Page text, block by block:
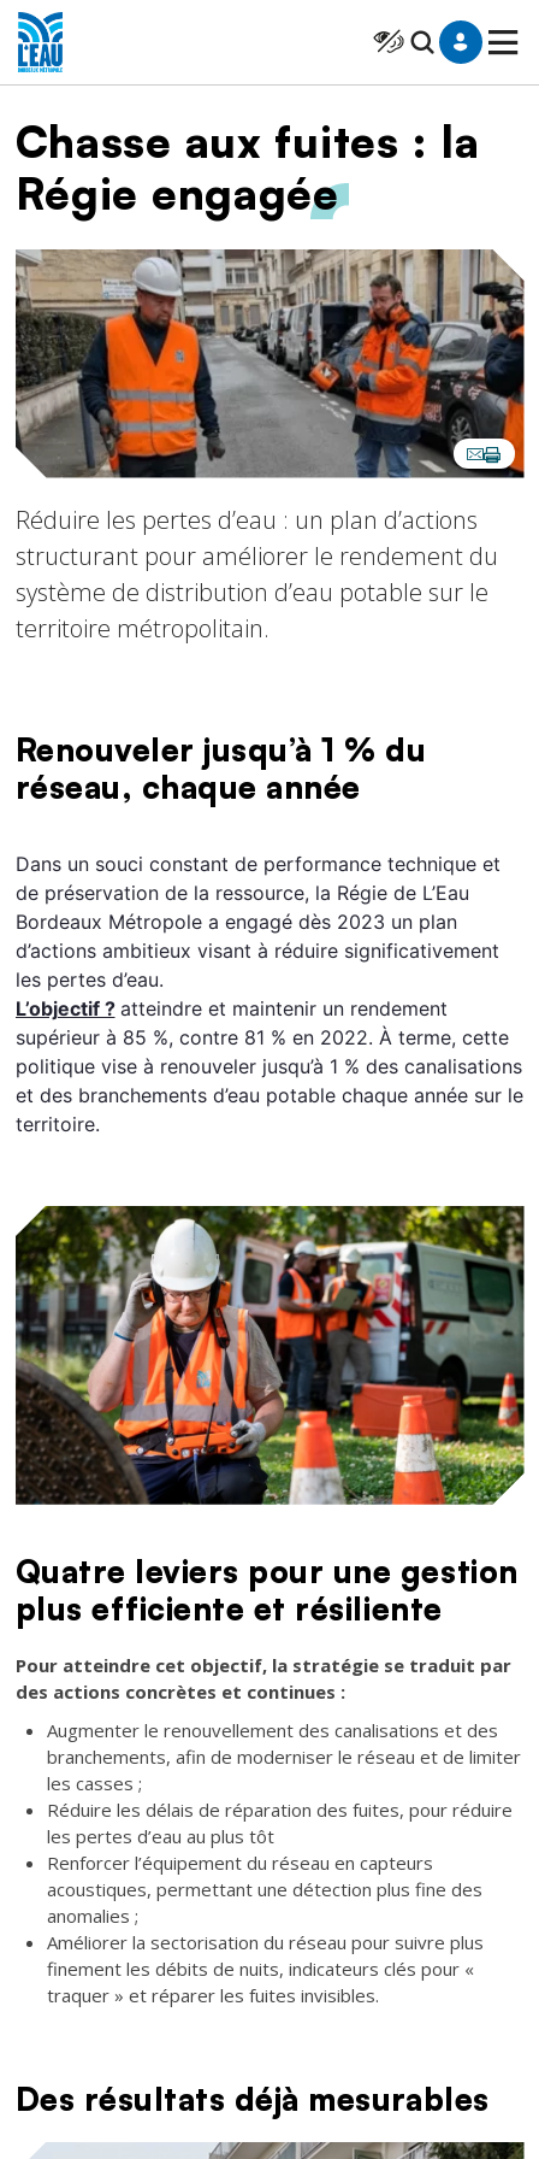
Cliquer pour
Fil d'Ariane
Chasse aux fuites : la
Régie engagée
Image
Réduire les pertes d’eau : un plan d’actions
structurant pour améliorer le rendement du
système de distribution d’eau potable sur le
territoire métropolitain.
Renouveler jusqu’à 1 % du
réseau, chaque année
Dans un souci constant de performance technique et
de préservation de la ressource, la Régie de L’Eau
Bordeaux Métropole a engagé dès 2023 un plan
d’actions ambitieux visant à réduire significativement
les pertes d’eau.
L’objectif ? atteindre et maintenir un rendement
supérieur à 85 %, contre 81 % en 2022. À terme, cette
politique vise à renouveler jusqu’à 1 % des canalisations
et des branchements d’eau potable chaque année sur le
territoire.
Quatre leviers pour une gestion
plus efficiente et résiliente
Texte
Pour atteindre cet objectif, la stratégie se traduit par
des actions concrètes et continues :
Augmenter le renouvellement des canalisations et des
branchements, afin de moderniser le réseau et de limiter
les casses ;
Réduire les délais de réparation des fuites, pour réduire
les pertes d’eau au plus tôt
Renforcer l’équipement du réseau en capteurs
acoustiques, permettant une détection plus fine des
anomalies ;
Améliorer la sectorisation du réseau pour suivre plus
finement les débits de nuits, indicateurs clés pour «
traquer » et réparer les fuites invisibles.
Des résultats déjà mesurables
Panneau de gestion des cookies